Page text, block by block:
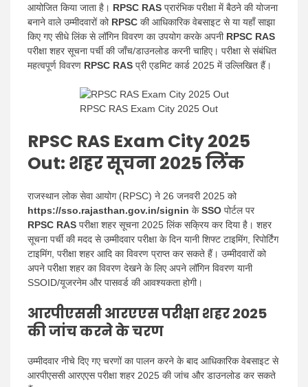
आयोजित किया जाता है। RPSC RAS ​​प्रारंभिक परीक्षा में बैठने की योजना
बनाने वाले उम्मीदवारों को RPSC की आधिकारिक वेबसाइट से या यहाँ साझा
किए गए सीधे लिंक से लॉगिन विवरण का उपयोग करके अपनी RPSC RAS
परीक्षा शहर सूचना पर्ची की जाँच/डाउनलोड करनी चाहिए। परीक्षा से संबंधित
महत्वपूर्ण विवरण RPSC RAS ​​प्री एडमिट कार्ड 2025 में उल्लिखित हैं।
RPSC RAS Exam City 2025 Out
RPSC RAS Exam City 2025
Out: शहर सूचना 2025 लिंक
राजस्थान लोक सेवा आयोग (RPSC) ने 26 जनवरी 2025 को
https://sso.rajasthan.gov.in/signin केSSO पोर्टल पर
RPSC RAS ​​परीक्षा शहर सूचना 2025 लिंक सक्रिय कर दिया है। शहर
सूचना पर्ची की मदद से उम्मीदवार परीक्षा के दिन यानी शिफ्ट टाइमिंग, रिपोर्टिंग
टाइमिंग, परीक्षा शहर आदि का विवरण प्राप्त कर सकते हैं। उम्मीदवारों को
अपने परीक्षा शहर का विवरण देखने के लिए अपने लॉगिन विवरण यानी
SSOID/यूजरनेम और पासवर्ड की आवश्यकता होगी।
आरपीएससी आरएएस परीक्षा शहर 2025
की जांच करने के चरण
उम्मीदवार नीचे दिए गए चरणों का पालन करने के बाद आधिकारिक वेबसाइट से
आरपीएससी आरएएस परीक्षा शहर 2025 की जांच और डाउनलोड कर सकते